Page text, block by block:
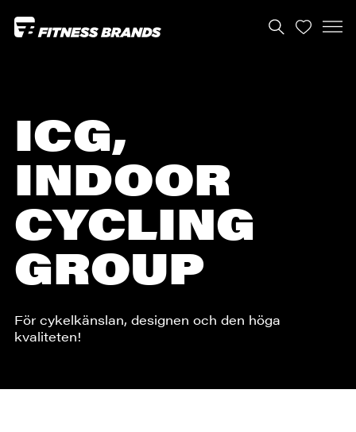
ICG,
INDOOR
CYCLING
GROUP
För cykelkänslan, designen och den höga
kvaliteten!